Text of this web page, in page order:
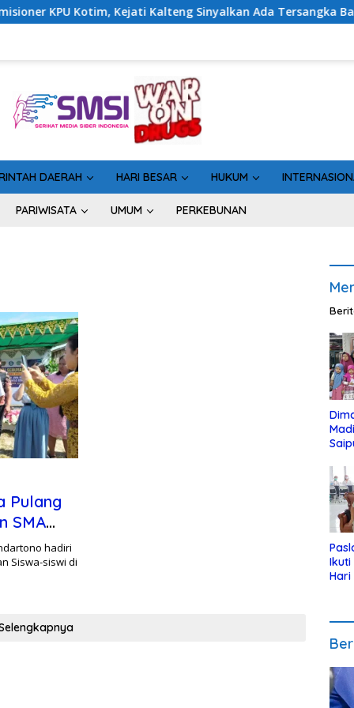
Kejati Kalteng Sinyalkan Ada Tersangka Baru di Kasus
DAERAH HARI BESAR HUKUM
PARIWISATA UMUM PERKEBUNAN
Pulang
SMA
hadiri
Siswa-siswi di
Ikuti
Hari